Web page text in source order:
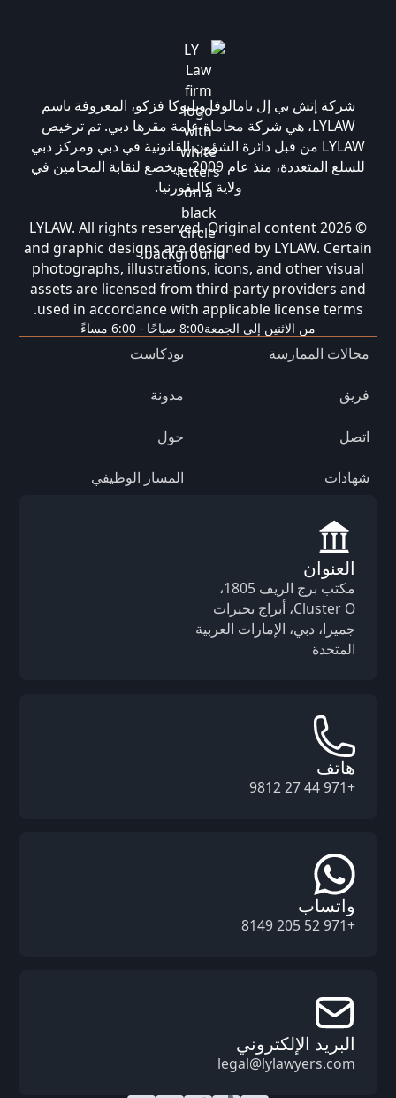
شركة إتش بي إل يامالوفا وبليوكا فزكو، المعروفة باسم
LYLAW، هي شركة محاماة عامة مقرها دبي. تم ترخيص
LYLAW من قبل دائرة الشؤون القانونية في دبي ومركز دبي
للسلع المتعددة، منذ عام 2009، ويخضع لنقابة المحامين في
ولاية كاليفورنيا.
© 2026 LYLAW. All rights reserved. Original content
and graphic designs are designed by LYLAW. Certain
photographs, illustrations, icons, and other visual
assets are licensed from third-party providers and
used in accordance with applicable license terms.
من الاثنين إلى الجمعة8:00 صباحًا - 6:00 مساءً
مجالات الممارسة بودكاست
فريق مدونة
اتصل حول
شهادات المسار الوظيفي
العنوان
مكتب برج الريف 1805،
Cluster O، أبراج بحيرات
جميرا، دبي، الإمارات العربية
المتحدة
هاتف
+971 44 27 9812
واتساب
+971 52 205 8149
البريد الإلكتروني
legal@lylawyers.com